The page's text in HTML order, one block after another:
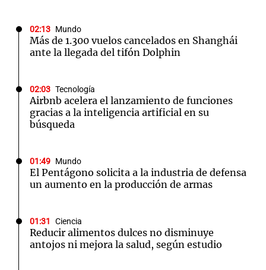
02:13 Mundo
Más de 1.300 vuelos cancelados en Shanghái
ante la llegada del tifón Dolphin
02:03 Tecnología
Airbnb acelera el lanzamiento de funciones
gracias a la inteligencia artificial en su
búsqueda
01:49 Mundo
El Pentágono solicita a la industria de defensa
un aumento en la producción de armas
01:31 Ciencia
Reducir alimentos dulces no disminuye
antojos ni mejora la salud, según estudio